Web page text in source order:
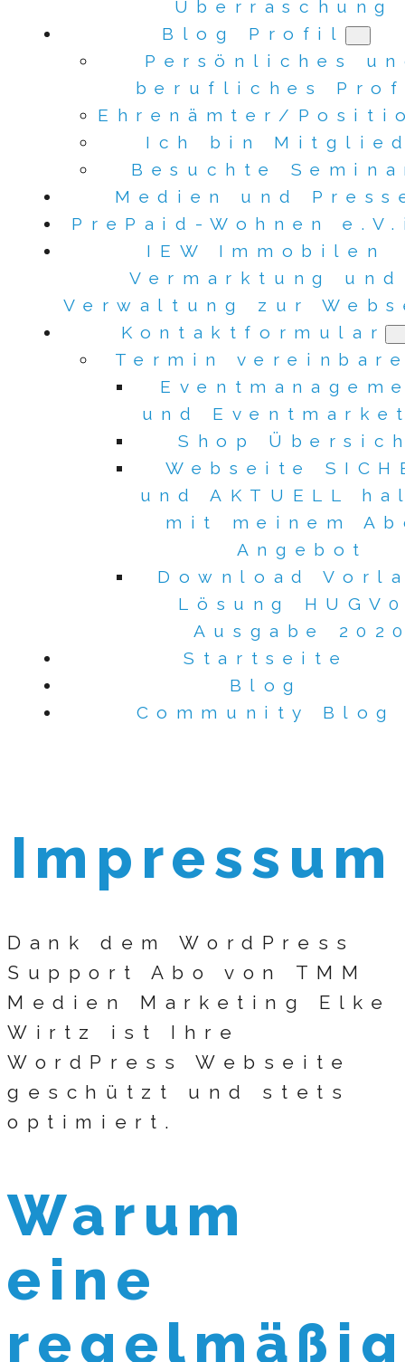
Überraschung
Blog Profil
Persönliches
berufliches
Ehrenämter/
Ich bin
Besuchte
Medien und
PrePaid-Wohnen
IEW Immobilen
Vermarktung und
Verwaltung zur
Kontaktformular
Termin
und
Shop
Webseite
und AKTUELL
mit meinem
Angebot
Download
Lösung
Ausgabe
Startseite
Blog
Community Blog
Impressum
Dank dem WordPress
Support Abo von TMM
Medien Marketing Elke
Wirtz ist Ihre
WordPress Webseite
geschützt und stets
optimiert.
Warum
eine